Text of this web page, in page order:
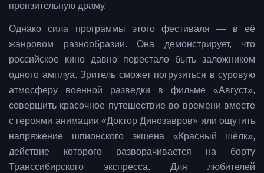
пронзительную драму.
Однако сила программы этого фестиваля — в её
жанровом разнообразии. Она демонстрирует, что
российское кино давно перестало быть заложником
одного амплуа. Зритель сможет погрузиться в суровую
атмосферу военной разведки в фильме «Август»,
совершить красочное путешествие во времени вместе
с героями анимации «Доктор Динозавров» или ощутить
напряжение шпионского экшена «Красный шёлк»,
действие которого разворачивается на борту
Транссибирского экспресса. Для любителей